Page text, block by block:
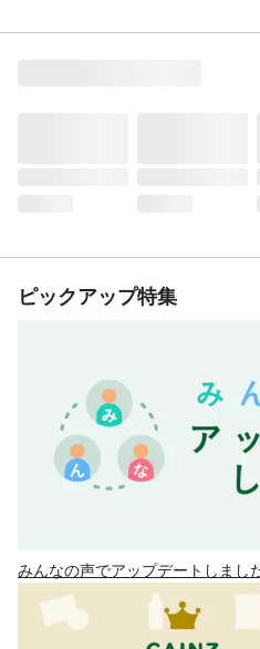
ピックアップ特集
みんなの声でアップデートしまし